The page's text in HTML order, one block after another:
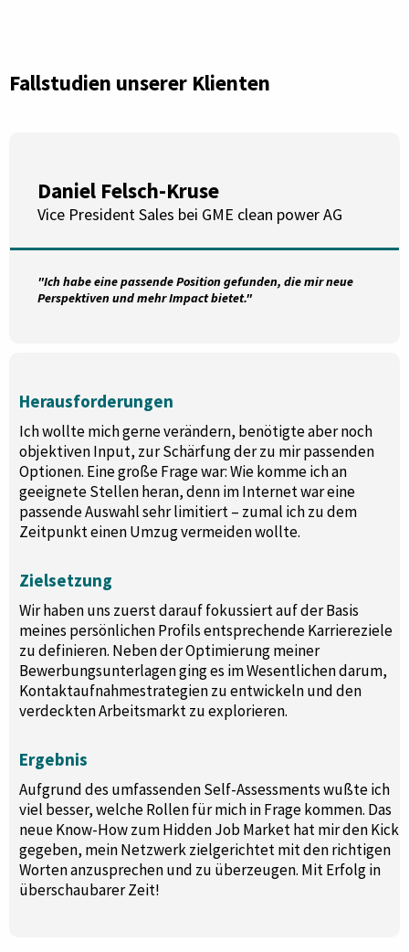
Fallstudien unserer Klienten
Daniel Felsch-Kruse
Vice President Sales bei GME clean power AG
"Ich habe eine passende Position gefunden, die mir neue
Perspektiven und mehr Impact bietet."
Herausforderungen
Ich wollte mich gerne verändern, benötigte aber noch
objektiven Input, zur Schärfung der zu mir passenden
Optionen. Eine große Frage war: Wie komme ich an
geeignete Stellen heran, denn im Internet war eine
passende Auswahl sehr limitiert – zumal ich zu dem
Zeitpunkt einen Umzug vermeiden wollte.
Zielsetzung
Wir haben uns zuerst darauf fokussiert auf der Basis
meines persönlichen Profils entsprechende Karriereziele
zu definieren. Neben der Optimierung meiner
Bewerbungsunterlagen ging es im Wesentlichen darum,
Kontaktaufnahmestrategien zu entwickeln und den
verdeckten Arbeitsmarkt zu explorieren.
Ergebnis
Aufgrund des umfassenden Self-Assessments wußte ich
viel besser, welche Rollen für mich in Frage kommen. Das
neue Know-How zum Hidden Job Market hat mir den Kick
gegeben, mein Netzwerk zielgerichtet mit den richtigen
Worten anzusprechen und zu überzeugen. Mit Erfolg in
überschaubarer Zeit!